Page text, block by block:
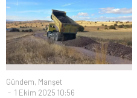
Gündem, Manşet
1 Ekim 2025 10:56